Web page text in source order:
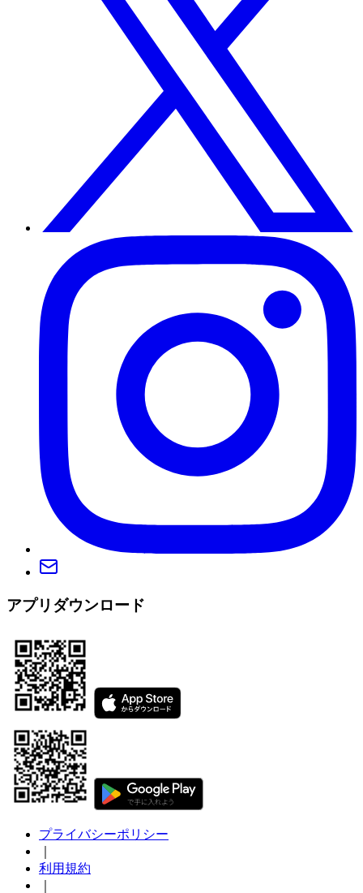
アプリダウンロード
プライバシーポリシー
利用規約